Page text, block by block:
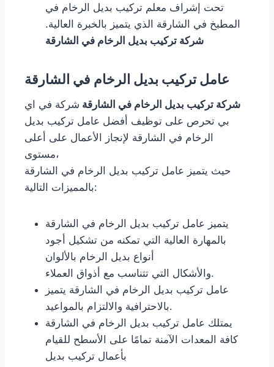
تحت إشراف معلم تركيب بديل الرخام في
المطبخ في الشارقة الذي يتميز بالخبرة العالية.
شركة تركيب بديل الرخام في الشارقة
عامل تركيب بديل الرخام في الشارقة
شركة تركيب بديل الرخام في الشارقة شركة في اي
بي تحرص على توظيف أفضل عامل تركيب بديل
الرخام في الشارقة لإنجاز الأعمال على أعلى
مستوى،
حيث يتميز عامل تركيب بديل الرخام في الشارقة
بالمميزات التالية:
يتميز عامل تركيب بديل الرخام في الشارقة
بالمهارة العالية التي تمكنه من تشكيل أجود
أنواع بديل الرخام بالألوان
والأشكال التي تتناسب مع أذواق العملاء.
عامل تركيب بديل الرخام في الشارقة يتميز
بالاحترافية والالتزام بالمواعيد.
يمتلك عامل تركيب بديل الرخام في الشارقة
كافة المعدات الآمنة تمامًا على الأسطح للقيام
بأعمال تركيب بديل